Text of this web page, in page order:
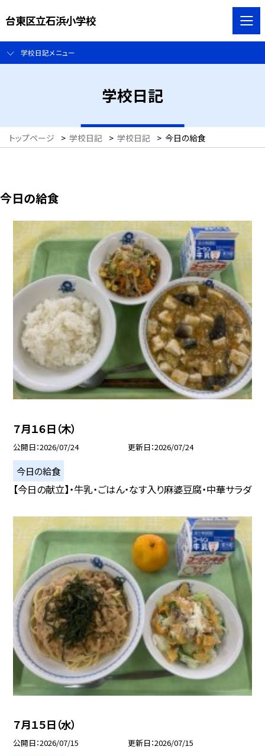
台東区立石浜小学校
学校日記メニュー
学校日記
トップページ > 学校日記 > 学校日記 > 今日の給食
今日の給食
７月１６日（木）
公開日 2026/07/24 更新日 2026/07/24
今日の給食
【今日の献立】・牛乳・ごはん・なす入り麻婆豆腐・中華サラダ
７月１５日（水）
公開日 2026/07/15 更新日 2026/07/15